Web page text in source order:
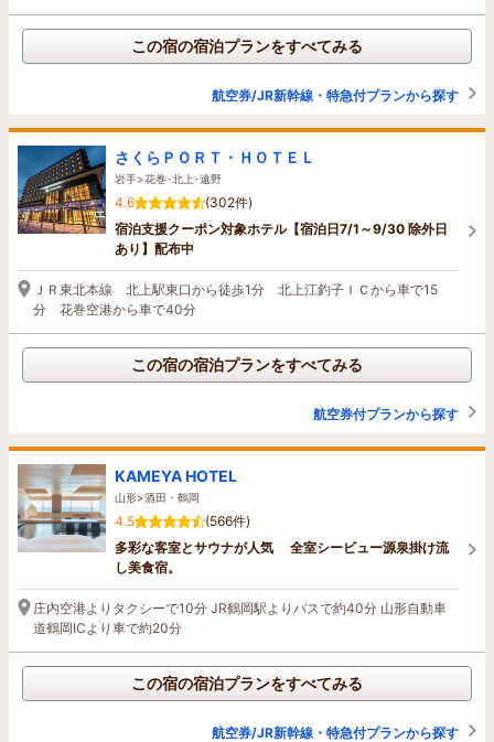
この宿の宿泊プランをすべてみる
航空券/JR新幹線・特急付プランから探す
さくらＰＯＲＴ・ＨＯＴＥＬ
岩手>花巻･北上･遠野
4.6
(302件)
宿泊支援クーポン対象ホテル【宿泊日7/1～9/30 除外日
あり】配布中
ＪＲ東北本線 北上駅東口から徒歩1分 北上江釣子ＩＣから車で15
分 花巻空港から車で40分
この宿の宿泊プランをすべてみる
航空券付プランから探す
KAMEYA HOTEL
山形>酒田・鶴岡
4.5
(566件)
多彩な客室とサウナが人気 全室シービュー源泉掛け流
し美食宿。
庄内空港よりタクシーで10分 JR鶴岡駅よりバスで約40分 山形自動車
道鶴岡ICより車で約20分
この宿の宿泊プランをすべてみる
航空券/JR新幹線・特急付プランから探す